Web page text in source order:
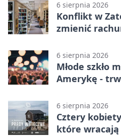
6 sierpnia 2026
Konflikt w
zmienić
6 sierpnia 2026
Młode szkło
Amerykę -
6 sierpnia 2026
Cztery
które wracają